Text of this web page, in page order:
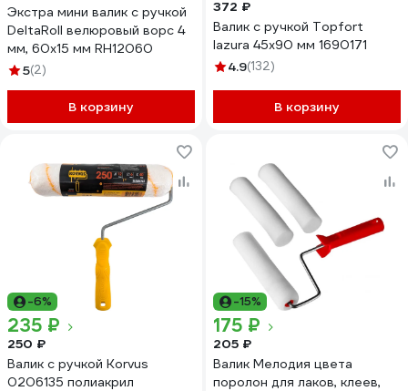
Экстра мини валик с ручкой
DeltaRoll велюровый ворс 4
мм, 60x15 мм RH12060
5(2)
В корзину
372 ₽
Валик с ручкой Topfort
lazura 45x90 мм 1690171
4.9(132)
В корзину
-6%
235 ₽
250 ₽
Валик с ручкой Korvus
0206135 полиакрил
-15%
175 ₽
205 ₽
Валик Мелодия цвета
поролон для лаков, клеев,